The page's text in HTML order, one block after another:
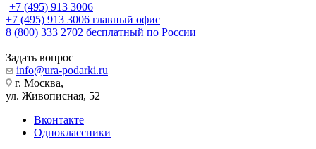
+7 (495) 913 3006
+7 (495) 913 3006 главный офис
8 (800) 333 2702 бесплатный по России
Задать вопрос
info@ura-podarki.ru
г. Москва,
ул. Живописная, 52
Вконтакте
Одноклассники